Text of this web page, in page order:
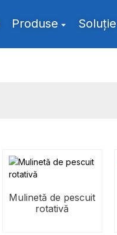
Produse Soluţie
Mulinetă de pescuit
rotativă